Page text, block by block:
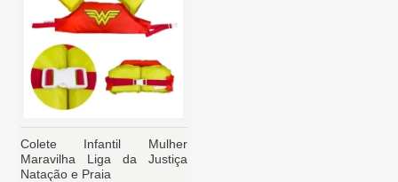
Colete Infantil Mulher
Maravilha Liga da Justiça
Natação e Praia